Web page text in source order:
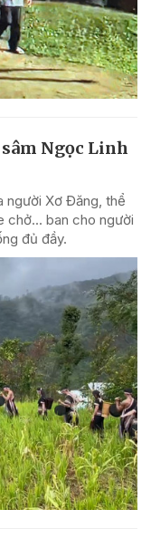
Ngọc Linh
người Xơ Đăng, thể
chở... ban cho người
đủ đầy.